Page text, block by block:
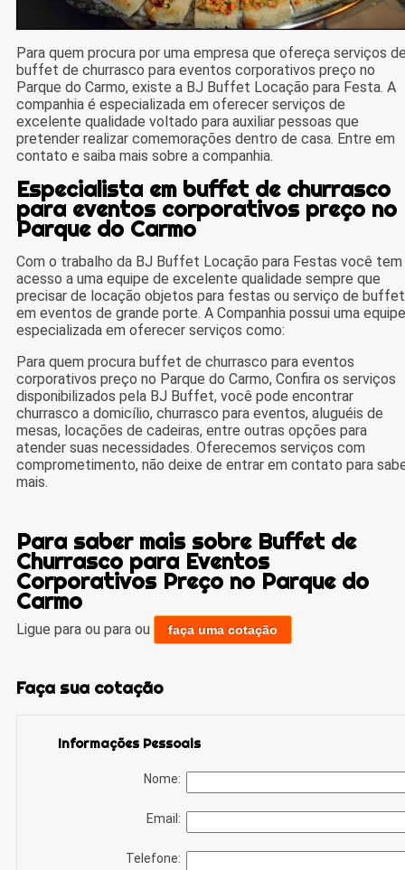
Para quem procura por uma empresa que ofereça serviços
buffet de churrasco para eventos corporativos preço no
Parque do Carmo, existe a BJ Buffet Locação para Festa. A
companhia é especializada em oferecer serviços de
excelente qualidade voltado para auxiliar pessoas que
pretender realizar comemorações dentro de casa. Entre em
contato e saiba mais sobre a companhia.
Especialista em buffet de churrasco
para eventos corporativos preço no
Parque do Carmo
Com o trabalho da BJ Buffet Locação para Festas você tem
acesso a uma equipe de excelente qualidade sempre que
precisar de locação objetos para festas ou serviço de buffet
em eventos de grande porte. A Companhia possui uma equipe
especializada em oferecer serviços como:
Para quem procura buffet de churrasco para eventos
corporativos preço no Parque do Carmo, Confira os serviços
disponibilizados pela BJ Buffet, você pode encontrar
churrasco a domicílio, churrasco para eventos, aluguéis de
mesas, locações de cadeiras, entre outras opções para
atender suas necessidades. Oferecemos serviços com
comprometimento, não deixe de entrar em contato para
mais.
Para saber mais sobre Buffet de
Churrasco para Eventos
Corporativos Preço no Parque do
Carmo
Ligue para ou para ou faça uma cotação
Faça sua cotação
Informações Pessoais
Nome:
Email:
Telefone: